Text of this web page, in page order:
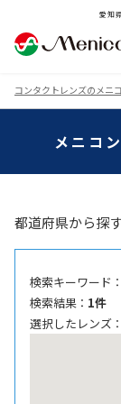
愛知
コンタクトレンズのメニ
メニコ
都道府県から探
検索キーワード ：
検索結果 ： 1件
選択したレンズ ：